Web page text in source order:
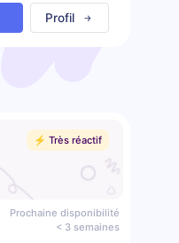
Profil
⚡️ Très réactif
Prochaine disponibilité
< 3 semaines